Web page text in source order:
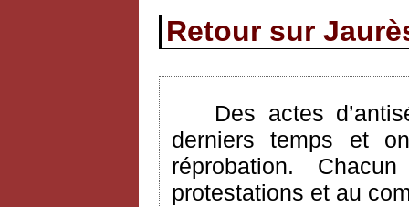
Retour sur
Des actes
derniers temps et
réprobation.
protestations et au